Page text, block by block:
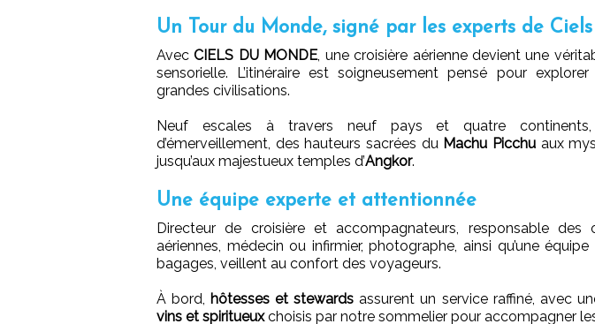
Un Tour du Monde, signé par les experts de
AvecCIELS DU MONDE, une croisière aérienne devient une
sensorielle. L’itinéraire est soigneusement pensé pour
grandes civilisations.
Neuf escales à travers neuf pays et quatre
d’émerveillement, des hauteurs sacrées du Machu Picchu aux
jusqu’aux majestueux temples d’Angkor.
Une équipe experte et attentionnée
Directeur de croisière et accompagnateurs, responsable des
aériennes, médecin ou infirmier, photographe, ainsi qu’une
bagages, veillent au confort des voyageurs.
À bord, hôtesses et stewards assurent un service raffiné, avec
vins et spiritueuxchoisis par notre sommelier pour accompagner